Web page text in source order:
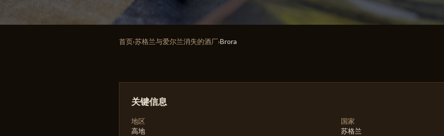
首页›苏格兰与爱尔兰消失的酒厂›Brora
关键信息
地区
高地
国家
苏格兰